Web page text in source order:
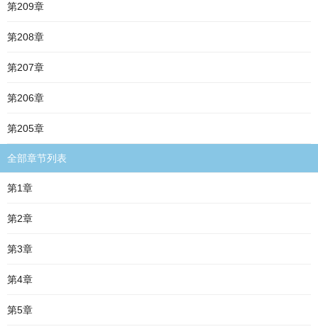
第209章
第208章
第207章
第206章
第205章
全部章节列表
第1章
第2章
第3章
第4章
第5章